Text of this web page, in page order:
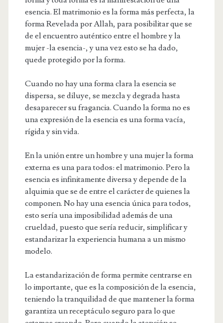
esencia. El matrimonio es la forma más perfecta, la
forma Revelada por Allah, para posibilitar que se
de el encuentro auténtico entre el hombre y la
mujer -la esencia-, y una vez esto se ha dado,
quede protegido por la forma.
Cuando no hay una forma clara la esencia se
dispersa, se diluye, se mezcla y degrada hasta
desaparecer su fragancia. Cuando la forma no es
una expresión de la esencia es una forma vacía,
rígida y sin vida.
En la unión entre un hombre y una mujer la forma
externa es una para todos: el matrimonio. Pero la
esencia es infinitamente diversa y depende de la
alquimia que se de entre el carácter de quienes la
componen. No hay una esencia única para todos,
esto sería una imposibilidad además de una
crueldad, puesto que sería reducir, simplificar y
estandarizar la experiencia humana a un mismo
modelo.
La estandarización de forma permite centrarse en
lo importante, que es la composición de la esencia,
teniendo la tranquilidad de que mantener la forma
garantiza un receptáculo seguro para lo que